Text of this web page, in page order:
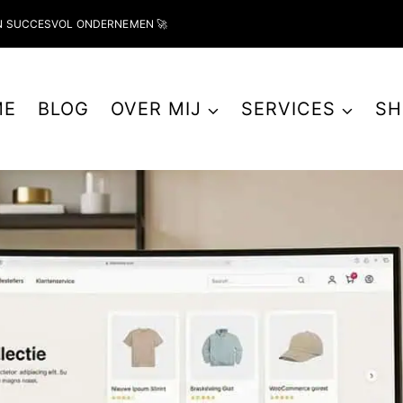
SUCCESVOL ONDERNEMEN 🚀
BLOG OVER MIJ SERVICES